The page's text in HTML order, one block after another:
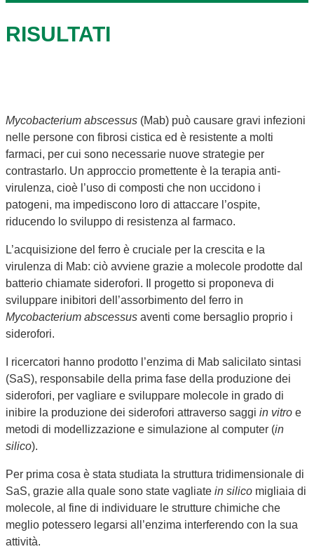
RISULTATI
Mycobacterium abscessus (Mab) può causare gravi infezioni
nelle persone con fibrosi cistica ed è resistente a molti
farmaci, per cui sono necessarie nuove strategie per
contrastarlo. Un approccio promettente è la terapia anti-
virulenza, cioè l’uso di composti che non uccidono i
patogeni, ma impediscono loro di attaccare l’ospite,
riducendo lo sviluppo di resistenza al farmaco.
L’acquisizione del ferro è cruciale per la crescita e la
virulenza di Mab: ciò avviene grazie a molecole prodotte dal
batterio chiamate siderofori. Il progetto si proponeva di
sviluppare inibitori dell’assorbimento del ferro in
Mycobacterium abscessus aventi come bersaglio proprio i
siderofori.
I ricercatori hanno prodotto l’enzima di Mab salicilato sintasi
(SaS), responsabile della prima fase della produzione dei
siderofori, per vagliare e sviluppare molecole in grado di
inibire la produzione dei siderofori attraverso saggi in vitro e
metodi di modellizzazione e simulazione al computer (in
silico).
Per prima cosa è stata studiata la struttura tridimensionale di
SaS, grazie alla quale sono state vagliate in silico migliaia di
molecole, al fine di individuare le strutture chimiche che
meglio potessero legarsi all’enzima interferendo con la sua
attività.